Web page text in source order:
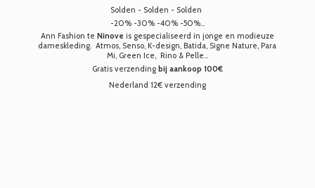
Solden - Solden - Solden
-20% -30% -40% -50%...
Ann Fashion te Ninove is gespecialiseerd in jonge en modieuze
dameskleding. Atmos, Senso, K-design, Batida, Signe Nature, Para
Mi, Green Ice, Rino & Pelle...
Gratis verzending bij aankoop 100€
Nederland 12€ verzending